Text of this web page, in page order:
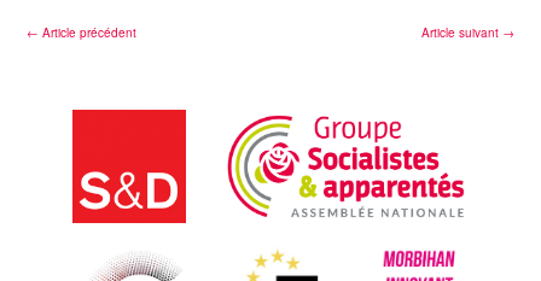
← Article précédent Article suivant →